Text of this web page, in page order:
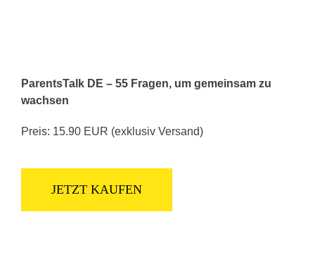
ParentsTalk DE – 55 Fragen, um gemeinsam zu
wachsen
Preis: 15.90 EUR (exklusiv Versand)
JETZT KAUFEN